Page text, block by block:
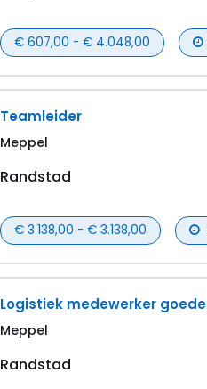
€ 607,00 - € 4.048,00
Teamleider
Meppel
Randstad
€ 3.138,00 - € 3.138,00
Logistiek medewerker
Meppel
Randstad